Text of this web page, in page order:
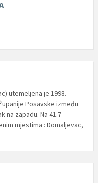
utemeljena je 1998.
Posavske između
na zapadu. Na 41.7
mjestima : Domaljevac,